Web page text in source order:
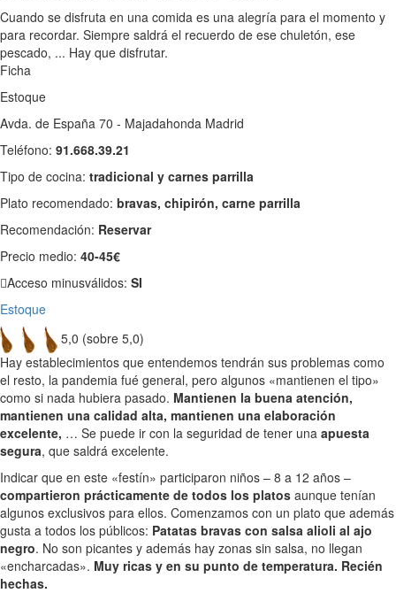
Cuando se disfruta en una comida es una alegría para el momento y
para recordar. Siempre saldrá el recuerdo de ese chuletón, ese
pescado, ... Hay que disfrutar.
Ficha
Estoque
Avda. de España 70 - Majadahonda Madrid
Teléfono: 91.668.39.21
Tipo de cocina: tradicional y carnes parrilla
Plato recomendado: bravas, chipirón, carne parrilla
Recomendación: Reservar
Precio medio: 40-45€
Acceso minusválidos: SI
Estoque
5,0 (sobre 5,0)
Hay establecimientos que entendemos tendrán sus problemas como
el resto, la pandemia fué general, pero algunos «mantienen el tipo»
como si nada hubiera pasado. Mantienen la buena atención,
mantienen una calidad alta, mantienen una elaboración
excelente, … Se puede ir con la seguridad de tener una apuesta
segura, que saldrá excelente.
Indicar que en este «festín» participaron niños – 8 a 12 años –
compartieron prácticamente de todos los platos aunque tenían
algunos exclusivos para ellos. Comenzamos con un plato que además
gusta a todos los públicos: Patatas bravas con salsa alioli al ajo
negro. No son picantes y además hay zonas sin salsa, no llegan
«encharcadas». Muy ricas y en su punto de temperatura. Recién
hechas.